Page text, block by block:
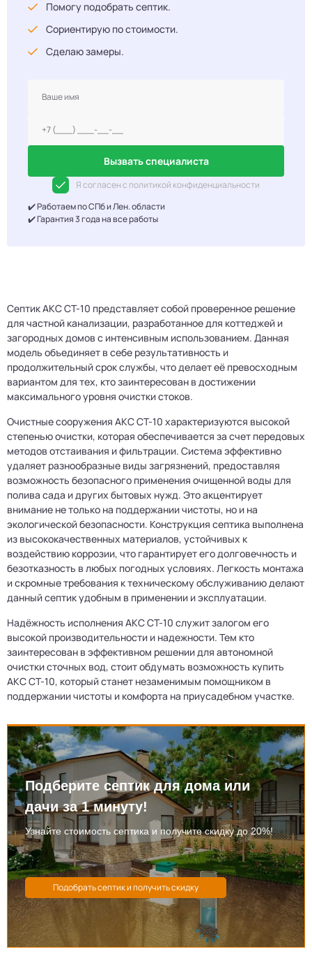
Помогу подобрать септик.
Сориентирую по стоимости.
Сделаю замеры.
Вызвать специалиста
Я согласен с политикой конфиденциальности
✔️ Работаем по СПб и Лен. области
✔️ Гарантия 3 года на все работы
Септик АКС СТ-10 представляет собой проверенное решение
для частной канализации, разработанное для коттеджей и
загородных домов с интенсивным использованием. Данная
модель объединяет в себе результативность и
продолжительный срок службы, что делает её превосходным
вариантом для тех, кто заинтересован в достижении
максимального уровня очистки стоков.
Очистные сооружения АКС СТ-10 характеризуются высокой
степенью очистки, которая обеспечивается за счет передовых
методов отстаивания и фильтрации. Система эффективно
удаляет разнообразные виды загрязнений, предоставляя
возможность безопасного применения очищенной воды для
полива сада и других бытовых нужд. Это акцентирует
внимание не только на поддержании чистоты, но и на
экологической безопасности. Конструкция септика выполнена
из высококачественных материалов, устойчивых к
воздействию коррозии, что гарантирует его долговечность и
безотказность в любых погодных условиях. Легкость монтажа
и скромные требования к техническому обслуживанию делают
данный септик удобным в применении и эксплуатации.
Надёжность исполнения АКС СТ-10 служит залогом его
высокой производительности и надежности. Тем кто
заинтересован в эффективном решении для автономной
очистки сточных вод, стоит обдумать возможность купить
АКС СТ-10, который станет незаменимым помощником в
поддержании чистоты и комфорта на приусадебном участке.
Подберите септик для дома или
дачи за 1 минуту!
Узнайте стоимость септика и получите скидку до 20%!